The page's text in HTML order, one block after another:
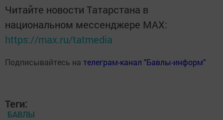
Читайте новости Татарстана в
национальном мессенджере MАХ:
https://max.ru/tatmedia
Подписывайтесь на телеграм-канал "Бавлы-информ"
Теги:
БАВЛЫ